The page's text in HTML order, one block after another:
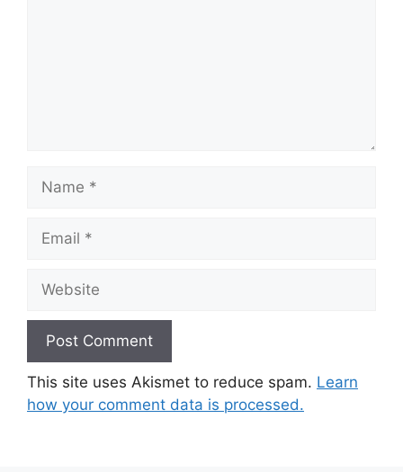
Name
Email
Website
This site uses Akismet to reduce spam. Learn
how your comment data is processed.